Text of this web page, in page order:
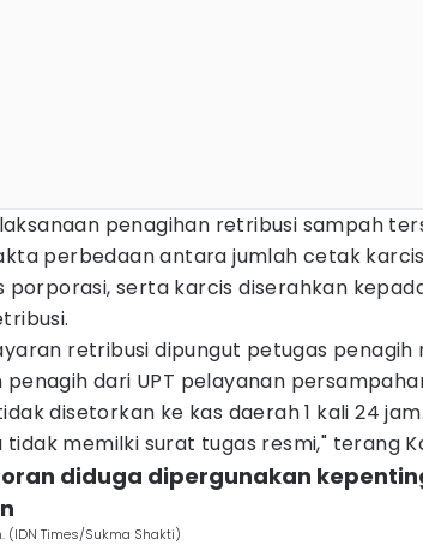
penagihan retribusi sampah
perbedaan antara jumlah cetak
porporasi, serta karcis diserahkan
retribusi dipungut petugas penagih
penagih dari UPT pelayanan
disetorkan ke kas daerah 1 kali 24
tidak memilki surat tugas resmi," terang
diduga dipergunakan
(IDN Times/Sukma Shakti)